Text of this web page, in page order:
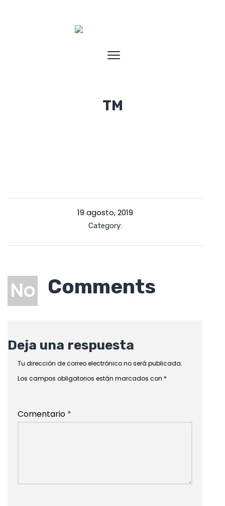
TM
19 agosto, 2019
Category:
No Comments
Deja una respuesta
Tu dirección de correo electrónico no será publicada.
Los campos obligatorios están marcados con *
Comentario *